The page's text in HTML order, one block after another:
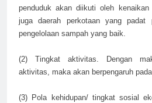
penduduk akan diikuti oleh
juga daerah perkotaan yang padat
pengelolaan sampah yang baik.
(2) Tingkat aktivitas. Dengan
aktivitas, maka akan berpengaruh
(3) Pola kehidupan/ tingkat sosial